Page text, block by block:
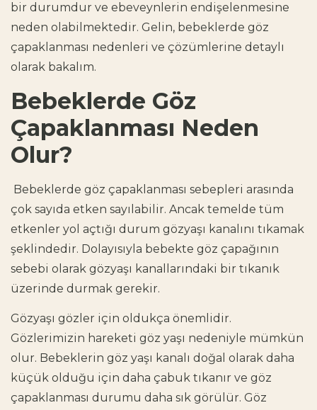
bir durumdur ve ebeveynlerin endişelenmesine
neden olabilmektedir. Gelin, bebeklerde göz
çapaklanması nedenleri ve çözümlerine detaylı
olarak bakalım.
Bebeklerde Göz
Çapaklanması Neden
Olur?
Bebeklerde göz çapaklanması sebepleri arasında
çok sayıda etken sayılabilir. Ancak temelde tüm
etkenler yol açtığı durum gözyaşı kanalını tıkamak
şeklindedir. Dolayısıyla bebekte göz çapağının
sebebi olarak gözyaşı kanallarındaki bir tıkanık
üzerinde durmak gerekir.
Gözyaşı gözler için oldukça önemlidir.
Gözlerimizin hareketi göz yaşı nedeniyle mümkün
olur. Bebeklerin göz yaşı kanalı doğal olarak daha
küçük olduğu için daha çabuk tıkanır ve göz
çapaklanması durumu daha sık görülür. Göz